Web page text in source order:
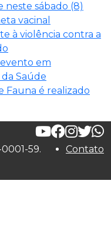
neste sábado (8)
vacinal
à violência contra a
em
Saúde
Fauna é realizado
59.
Contato